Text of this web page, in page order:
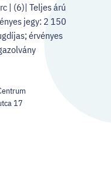
| (6)| Teljes árú
jegy: 2 150
érvényes
17